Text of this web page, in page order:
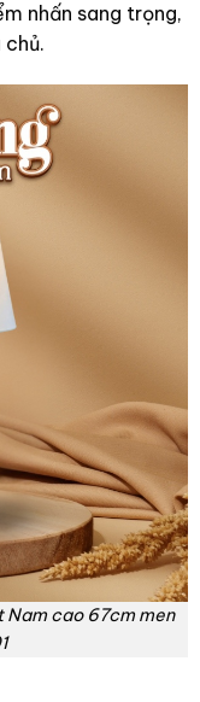
nhấn sang trọng,
Nam cao 67cm men